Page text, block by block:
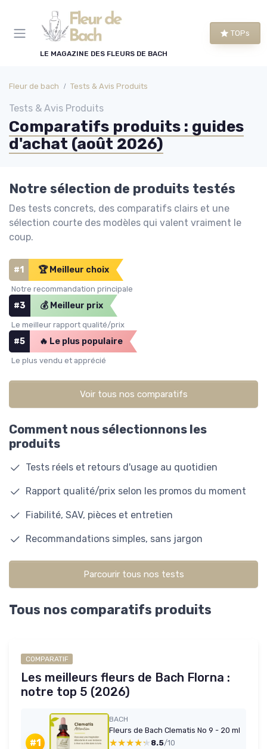
LE MAGAZINE DES FLEURS DE BACH
TOPs
Fleur de bach Tests & Avis Produits
Tests & Avis Produits
Comparatifs produits : guides
d'achat (août 2026)
Notre sélection de produits testés
Des tests concrets, des comparatifs clairs et une
sélection courte des modèles qui valent vraiment le
coup.
#1 🏆 Meilleur choix
Notre recommandation principale
#3 💰 Meilleur prix
Le meilleur rapport qualité/prix
#5 🔥 Le plus populaire
Le plus vendu et apprécié
Voir tous nos comparatifs
Comment nous sélectionnons les
produits
Tests réels et retours d'usage au quotidien
Rapport qualité/prix selon les promos du moment
Fiabilité, SAV, pièces et entretien
Recommandations simples, sans jargon
Parcourir tous nos tests
Tous nos comparatifs produits
COMPARATIF
Les meilleurs fleurs de Bach Florna :
notre top 5 (2026)
#1
BACH
Fleurs de Bach Clematis No 9 - 20 ml
★★★★★
★★★★★ 8.5/10